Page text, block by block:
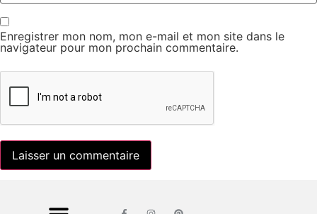
Enregistrer mon nom, mon e-mail et mon site dans le
navigateur pour mon prochain commentaire.